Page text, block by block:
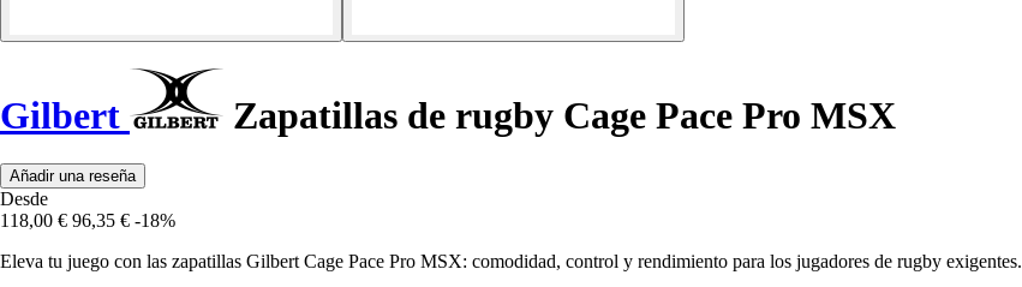
Gilbert Zapatillas de rugby Cage Pace Pro MSX
Añadir una reseña
Desde
118,00 € 96,35 € -18%
Eleva tu juego con las zapatillas Gilbert Cage Pace Pro MSX: comodidad, control y rendimiento para los jugadores de rugby exigentes.